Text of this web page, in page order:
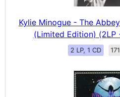
Kylie Minogue - The
(Limited Edition) (2LP
2 LP, 1 CD